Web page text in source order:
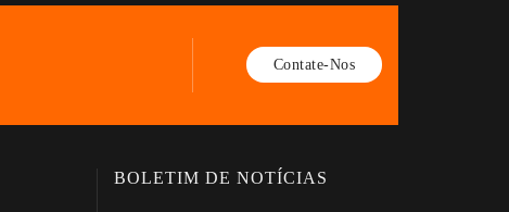
Contate-Nos
BOLETIM DE NOTÍCIAS